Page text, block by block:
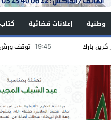
وطنية إعلانات قضائية
19:45 توقف ورش بناء